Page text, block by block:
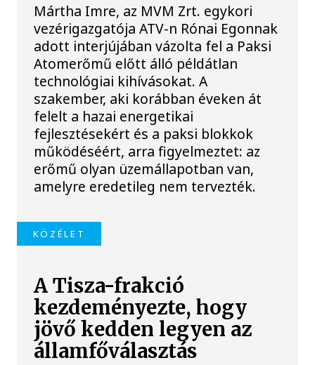
Mártha Imre, az MVM Zrt. egykori
vezérigazgatója ATV-n Rónai Egonnak
adott interjújában vázolta fel a Paksi
Atomerőmű előtt álló példátlan
technológiai kihívásokat. A
szakember, aki korábban éveken át
felelt a hazai energetikai
fejlesztésekért és a paksi blokkok
működéséért, arra figyelmeztet: az
erőmű olyan üzemállapotban van,
amelyre eredetileg nem tervezték.
KÖZÉLET
A Tisza-frakció
kezdeményezte, hogy
jövő kedden legyen az
államfőválasztás